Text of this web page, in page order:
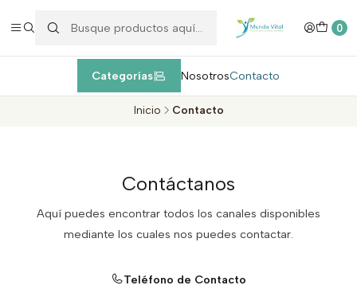
0
Categorías NosotrosContacto
Enviamos EXPRESS máximo 1 día de entrega después de la
compradentro de la Región Metropolitana, Valparaíso y Viña del Mar
Inicio Contacto
Contáctanos
Aquí puedes encontrar todos los canales disponibles
mediante los cuales nos puedes contactar.
Teléfono de Contacto